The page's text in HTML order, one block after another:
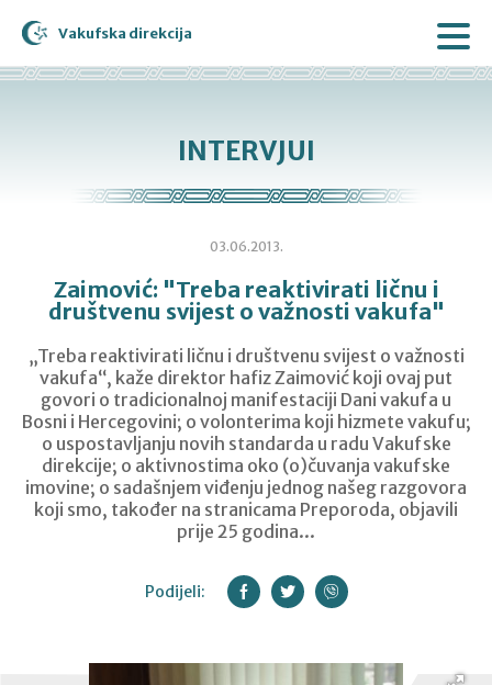
Vakufska direkcija
INTERVJUI
03.06.2013.
Zaimović: "Treba reaktivirati ličnu i
društvenu svijest o važnosti vakufa"
„Treba reaktivirati ličnu i društvenu svijest o važnosti
vakufa“, kaže direktor hafiz Zaimović koji ovaj put
govori o tradicionalnoj manifestaciji Dani vakufa u
Bosni i Hercegovini; o volonterima koji hizmete vakufu;
o uspostavljanju novih standarda u radu Vakufske
direkcije; o aktivnostima oko (o)čuvanja vakufske
imovine; o sadašnjem viđenju jednog našeg razgovora
koji smo, također na stranicama Preporoda, objavili
prije 25 godina...
Podijeli: